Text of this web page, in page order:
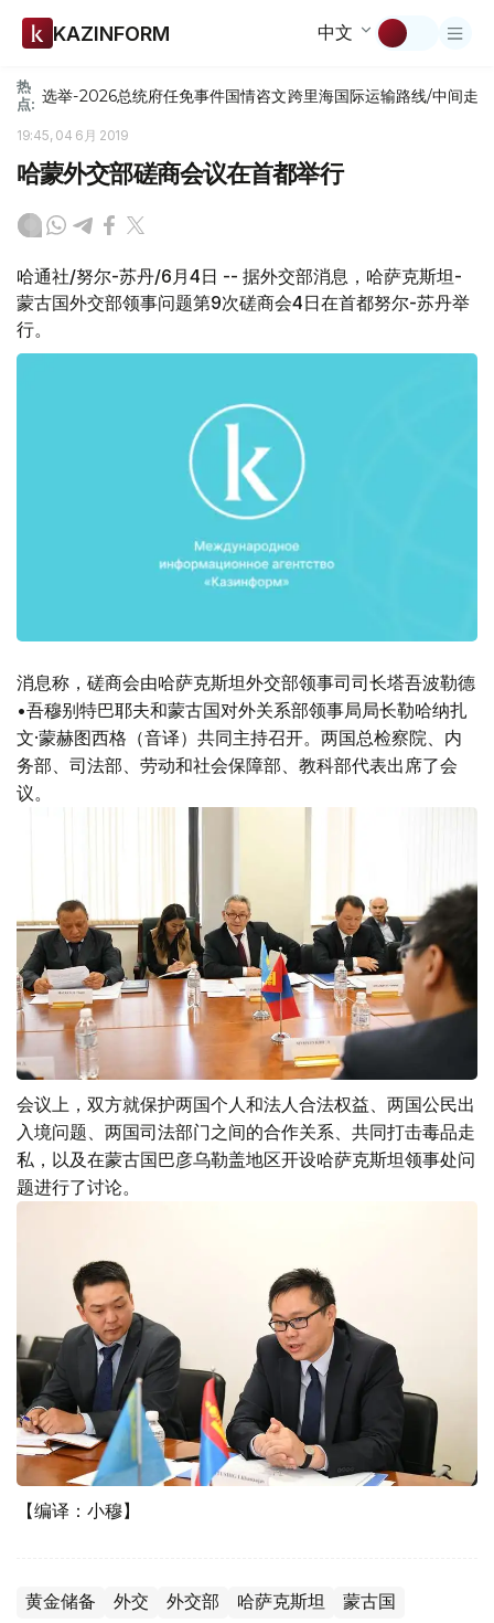
KAZINFORM 中文
热
点: 选举-2026总统府任免事件国情咨文跨里海国际运输路线/中间走廊
19:45, 04 6月 2019
哈蒙外交部磋商会议在首都举行
哈通社/努尔-苏丹/6月4日 -- 据外交部消息，哈萨克斯坦-
蒙古国外交部领事问题第9次磋商会4日在首都努尔-苏丹举
行。
消息称，磋商会由哈萨克斯坦外交部领事司司长塔吾波勒德
•吾穆别特巴耶夫和蒙古国对外关系部领事局局长勒哈纳扎
文·蒙赫图西格（音译）共同主持召开。两国总检察院、内
务部、司法部、劳动和社会保障部、教科部代表出席了会
议。
会议上，双方就保护两国个人和法人合法权益、两国公民出
入境问题、两国司法部门之间的合作关系、共同打击毒品走
私，以及在蒙古国巴彦乌勒盖地区开设哈萨克斯坦领事处问
题进行了讨论。
【编译：小穆】
黄金储备 外交 外交部 哈萨克斯坦 蒙古国